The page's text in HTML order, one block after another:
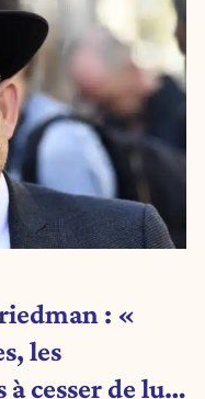
: «
les
cesser de lui